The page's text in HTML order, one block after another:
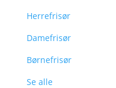
Herrefrisør
Damefrisør
Børnefrisør
Se alle